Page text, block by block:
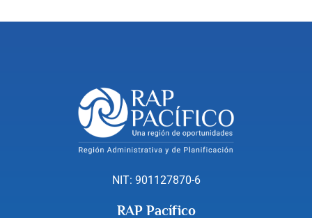
NIT: 901127870-6
RAP Pacífico